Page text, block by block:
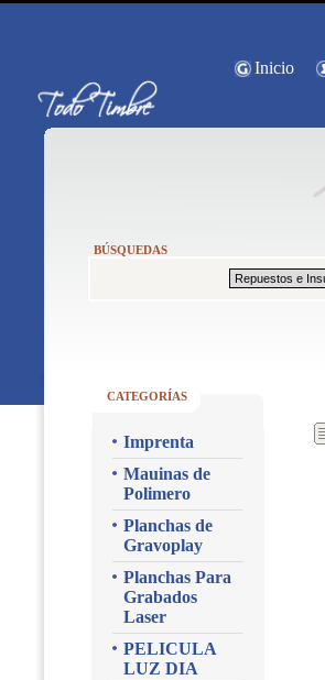
Inicio
BÚSQUEDAS
CATEGORÍAS
Imprenta
Mauinas de
Polimero
Planchas de
Gravoplay
Planchas Para
Grabados
Laser
PELICULA
LUZ DIA